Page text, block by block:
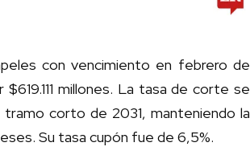
con vencimiento en febrero de
millones. La tasa de corte se
corto de 2031, manteniendo la
Su tasa cupón fue de 6,5%.